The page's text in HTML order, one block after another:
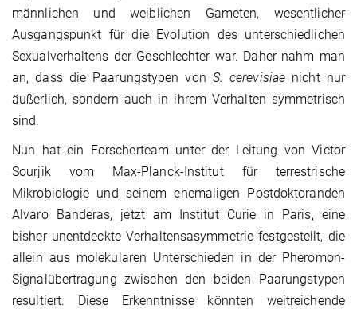
männlichen und weiblichen Gameten, wesentlicher
Ausgangspunkt für die Evolution des unterschiedlichen
Sexualverhaltens der Geschlechter war. Daher nahm man
an, dass die Paarungstypen von S. cerevisiae nicht nur
äußerlich, sondern auch in ihrem Verhalten symmetrisch
sind.
Nun hat ein Forscherteam unter der Leitung von Victor
Sourjik vom Max-Planck-Institut für terrestrische
Mikrobiologie und seinem ehemaligen Postdoktoranden
Alvaro Banderas, jetzt am Institut Curie in Paris, eine
bisher unentdeckte Verhaltensasymmetrie festgestellt, die
allein aus molekularen Unterschieden in der Pheromon-
Signalübertragung zwischen den beiden Paarungstypen
resultiert. Diese Erkenntnisse könnten weitreichende